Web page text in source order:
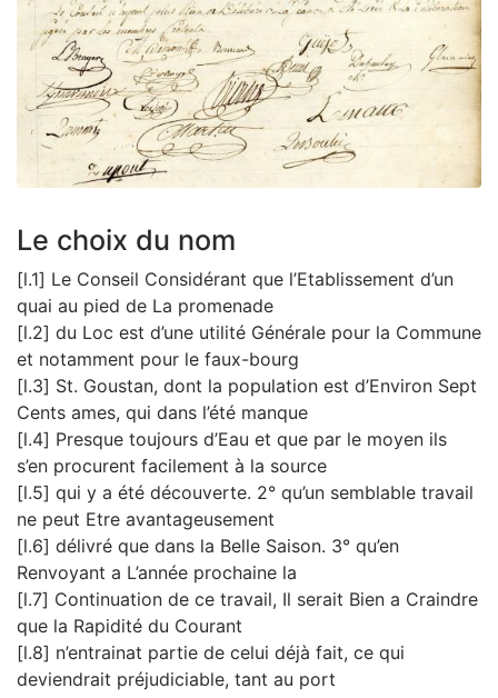
Le choix du nom
[l.1] Le Conseil Considérant que l’Etablissement d’un
quai au pied de La promenade
[l.2] du Loc est d’une utilité Générale pour la Commune
et notamment pour le faux-bourg
[l.3] St. Goustan, dont la population est d’Environ Sept
Cents ames, qui dans l’été manque
[l.4] Presque toujours d’Eau et que par le moyen ils
s’en procurent facilement à la source
[l.5] qui y a été découverte. 2° qu’un semblable travail
ne peut Etre avantageusement
[l.6] délivré que dans la Belle Saison. 3° qu’en
Renvoyant a L’année prochaine la
[l.7] Continuation de ce travail, Il serait Bien a Craindre
que la Rapidité du Courant
[l.8] n’entrainat partie de celui déjà fait, ce qui
deviendrait préjudiciable, tant au port